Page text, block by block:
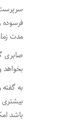
مدت زمان
بخواهد
به
بیشتری
باشد